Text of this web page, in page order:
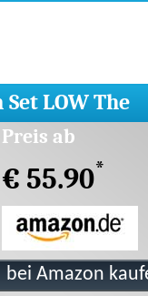
LOW The
Preis ab
€ 55.90*